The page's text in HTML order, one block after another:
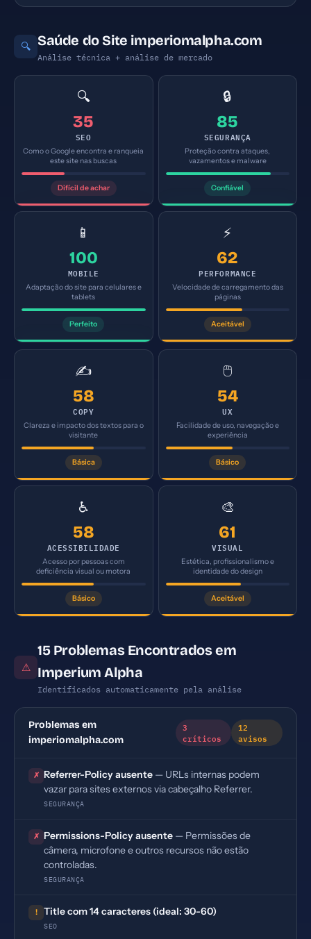
🔍 Saúde do Site imperiomalpha.com
Análise técnica + análise de mercado
🔍
35
SEO
Como o Google encontra e ranqueia
este site nas buscas
Difícil de achar
🔒
85
SEGURANÇA
Proteção contra ataques,
vazamentos e malware
Confiável
📱
100
MOBILE
Adaptação do site para celulares e
tablets
Perfeito
⚡
62
PERFORMANCE
Velocidade de carregamento das
páginas
Aceitável
✍️
58
COPY
Clareza e impacto dos textos para o
visitante
Básica
🖱️
54
UX
Facilidade de uso, navegação e
experiência
Básico
♿
58
ACESSIBILIDADE
Acesso por pessoas com
deficiência visual ou motora
Básico
🎨
61
VISUAL
Estética, profissionalismo e
identidade do design
Aceitável
⚠
15 Problemas Encontrados em
Imperium Alpha
Identificados automaticamente pela análise
Problemas em
imperiomalpha.com
3
críticos
12
avisos
✗ Referrer-Policy ausente — URLs internas podem
vazar para sites externos via cabeçalho Referrer.
SEGURANÇA
✗ Permissions-Policy ausente — Permissões de
câmera, microfone e outros recursos não estão
controladas.
SEGURANÇA
! Title com 14 caracteres (ideal: 30-60)
SEO